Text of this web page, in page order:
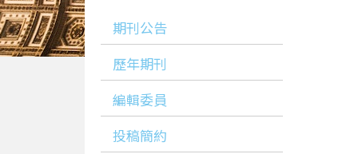
期刊公告
歷年期刊
編輯委員
投稿簡約